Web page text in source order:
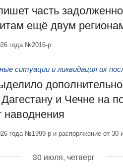
часть
ещё двум
года №2016-р
ситуации и ликвидация их
и Чечне на
наводнения
года №1999-р и распоряжение от
30 июля, четверг